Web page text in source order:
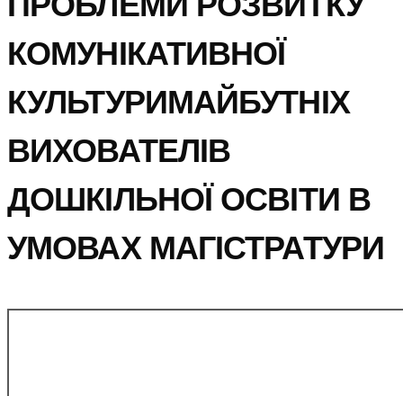
КОМУНІКАТИВНОЇ
КУЛЬТУРИМАЙБУТНІХ
ВИХОВАТЕЛІВ
ДОШКІЛЬНОЇ ОСВІТИ В
УМОВАХ МАГІСТРАТУРИ